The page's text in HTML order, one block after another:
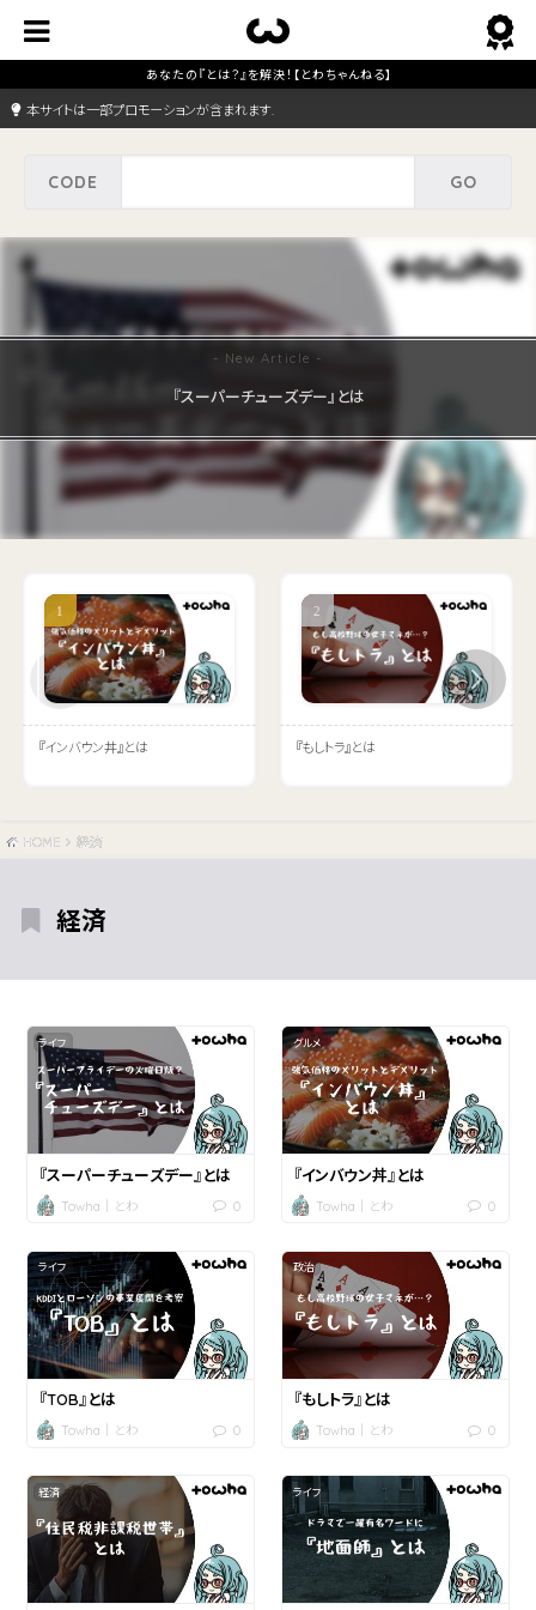
本サイトは一部プロモーションが含まれます.
『スーパーチューズデー』とは
『インバウン丼』とは 『もしトラ』とは
HOME 経済
経済
ライフ
『スーパーチューズデー』とは
Towha｜とわ 0
グルメ
『インバウン丼』とは
Towha｜とわ 0
ライフ
『TOB』とは
Towha｜とわ 0
政治
『もしトラ』とは
Towha｜とわ 0
経済 ライフ